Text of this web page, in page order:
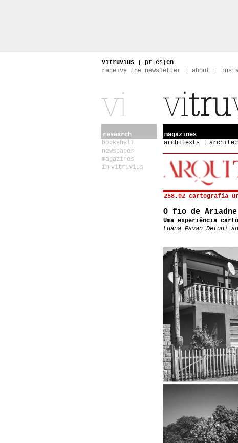
vitruvius | pt | es | en
receive the newsletter
about
research
bookshelf
newspaper
magazines
in vitruvius
magazines
architexts
258.02 cartografia
O fio de Ariadne
Uma experiência
Luana Pavan Detoni